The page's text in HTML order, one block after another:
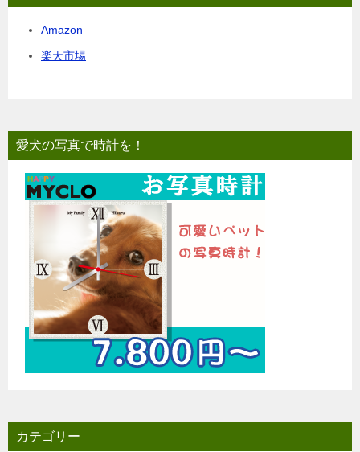
Amazon
楽天市場
愛犬の写真で時計を！
カテゴリー